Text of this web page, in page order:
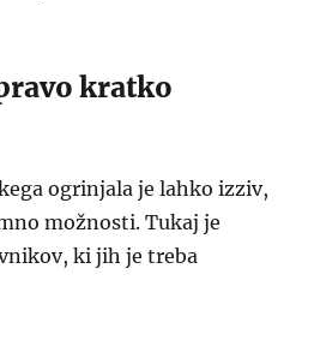
kratko
ogrinjala je lahko izziv,
možnosti. Tukaj je
ki jih je treba